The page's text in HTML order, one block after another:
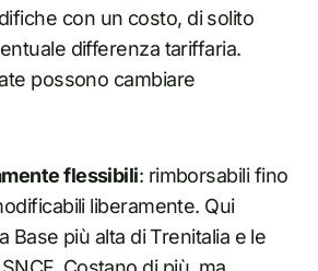
con un costo, di solito
differenza tariffaria.
possono cambiare
flessibili: rimborsabili fino
liberamente. Qui
Base più alta di Trenitalia e le